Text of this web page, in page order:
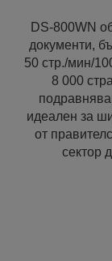
DS-800WN
документи,
50 стр./мин/
8 000
идеален за
от
сектор